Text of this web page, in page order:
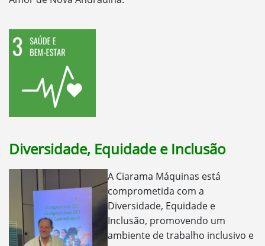
Diversidade, Equidade e Inclusão
A Ciarama Máquinas está
comprometida com a
Diversidade, Equidade e
Inclusão, promovendo um
ambiente de trabalho inclusivo e